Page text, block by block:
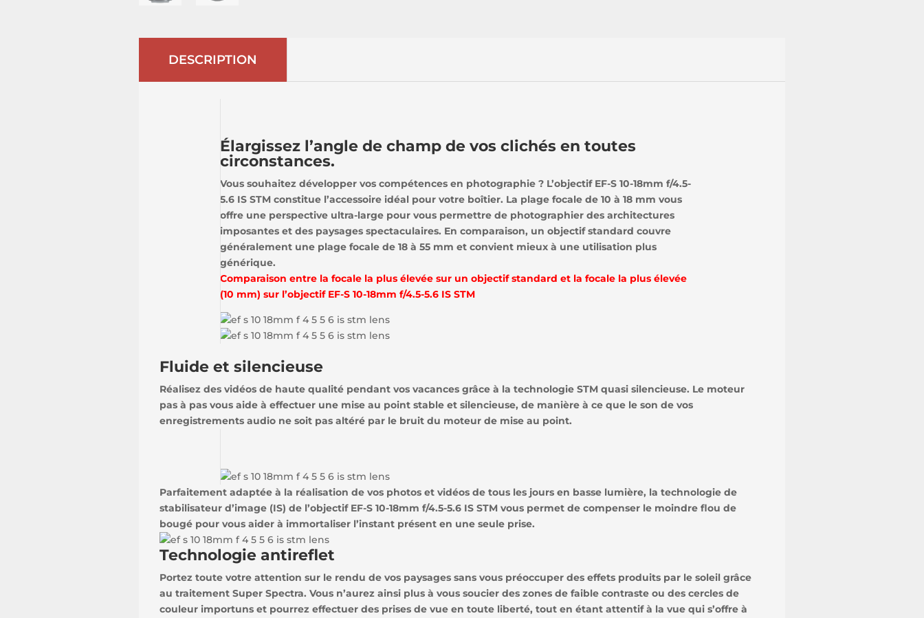
DESCRIPTION
Élargissez l’angle de champ de vos clichés en toutes
circonstances.
Vous souhaitez développer vos compétences en photographie ? L’objectif EF-S 10-18mm f/4.5-
5.6 IS STM constitue l’accessoire idéal pour votre boîtier. La plage focale de 10 à 18 mm vous
offre une perspective ultra-large pour vous permettre de photographier des architectures
imposantes et des paysages spectaculaires. En comparaison, un objectif standard couvre
généralement une plage focale de 18 à 55 mm et convient mieux à une utilisation plus
générique.
Comparaison entre la focale la plus élevée sur un objectif standard et la focale la plus élevée
(10 mm) sur l’objectif EF-S 10-18mm f/4.5-5.6 IS STM
Fluide et silencieuse
Réalisez des vidéos de haute qualité pendant vos vacances grâce à la technologie STM quasi silencieuse. Le moteur
pas à pas vous aide à effectuer une mise au point stable et silencieuse, de manière à ce que le son de vos
enregistrements audio ne soit pas altéré par le bruit du moteur de mise au point.
Parfaitement adaptée à la réalisation de vos photos et vidéos de tous les jours en basse lumière, la technologie de
stabilisateur d’image (IS) de l’objectif EF-S 10-18mm f/4.5-5.6 IS STM vous permet de compenser le moindre flou de
bougé pour vous aider à immortaliser l’instant présent en une seule prise.
Technologie antireflet
Portez toute votre attention sur le rendu de vos paysages sans vous préoccuper des effets produits par le soleil grâce
au traitement Super Spectra. Vous n’aurez ainsi plus à vous soucier des zones de faible contraste ou des cercles de
couleur importuns et pourrez effectuer des prises de vue en toute liberté, tout en étant attentif à la vue qui s’offre à